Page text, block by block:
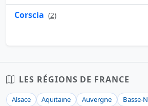
Corscia (2)
LES RÉGIONS DE FRANCE
Alsace Aquitaine Auvergne
Basse-